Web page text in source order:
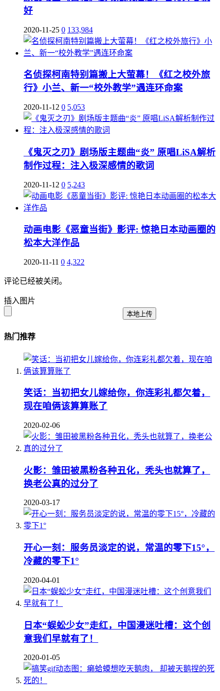
好
2020-11-25 0 133,984
名侦探柯南特别篇搬上大萤幕！《红之校外旅
行》小兰、新一“校外教学”遇连环命案
2020-11-12 0 5,053
《鬼灭之刃》剧场版主题曲“炎” 原唱LiSA解析
制作过程：注入极深感情的歌词
2020-11-12 0 5,243
动画电影《恶童当街》影评: 惊艳日本动画圈的
松本大洋作品
2020-11-11 0 4,322
评论已经被关闭。
插入图片
本地上传
热门推荐
笑话：当初把女儿嫁给你，你连彩礼都欠着，
现在咱俩该算算账了
2020-02-06
火影：雏田被黑粉各种丑化，秃头也就算了，
换老公真的过分了
2020-03-17
开心一刻：服务员淡定的说，常温的零下15°，
冷藏的零下1°
2020-04-01
日本“蜈蚣少女”走红，中国漫迷吐槽：这个创
意我们早就有了！
2020-01-05